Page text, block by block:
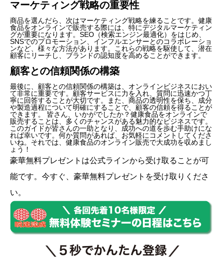
マーケティング戦略の重要性
商品を選んだら、次はマーケティング戦略を練ることです。健康
食品をオンラインで販売する際には、特にデジタルマーケティン
グが重要になります。SEO（検索エンジン最適化）をはじめ、
SNSでのプロモーション、インフルエンサーとのコラボレーショ
ンなど、様々な方法があります。これらの戦略を駆使して、潜在
顧客にリーチし、ブランドの認知度を高めることができます。
顧客との信頼関係の構築
最後に、顧客との信頼関係の構築は、オンラインビジネスにおい
て非常に重要です。顧客サービスに力を入れ、質問に迅速かつ丁
寧に回答することが大切です。また、商品の透明性を保ち、成分
や製造過程について明確にすることで、顧客の信頼を得ることが
できます。 皆さん、いかがでしたか？健康食品をオンラインで
販売することは、多くのチャンスがある魅力的なビジネスです。
このガイドが皆さんの一助となり、成功への道を歩む手助けにな
れば幸いです。何か質問があれば、お気軽にコメントしてくださ
いね。それでは、健康食品のオンライン販売で大成功を収めまし
ょう！
豪華無料プレゼントは公式ラインから受け取ることが可
能です。今すぐ、豪華無料プレゼントを受け取りくださ
い。